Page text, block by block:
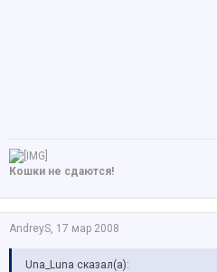
Кошки не сдаются!
AndreyS, 17 мар 2008
Una_Luna сказал(а):